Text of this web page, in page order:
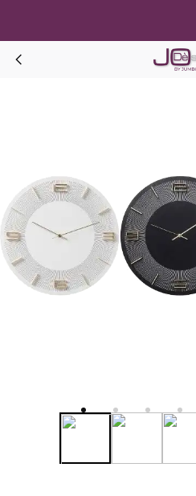
LEONARDO
Informativa sulla raccolta
Le tue preferenze